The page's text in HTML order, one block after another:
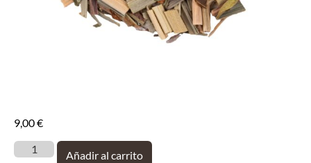
9,00€
Añadir al carrito